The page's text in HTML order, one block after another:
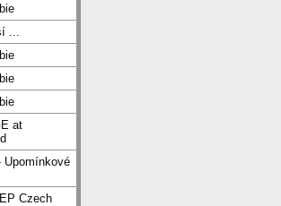
...
at
Upomínkové
Czech